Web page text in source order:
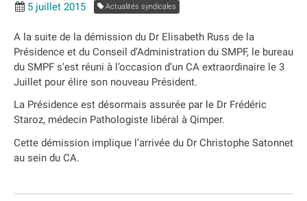
5 juillet 2015 Actualités syndicales
A la suite de la démission du Dr Elisabeth Russ de la
Présidence et du Conseil d’Administration du SMPF, le bureau
du SMPF s’est réuni à l’occasion d’un CA extraordinaire le 3
Juillet pour élire son nouveau Président.
La Présidence est désormais assurée par le Dr Frédéric
Staroz, médecin Pathologiste libéral à Qimper.
Cette démission implique l’arrivée du Dr Christophe Satonnet
au sein du CA.